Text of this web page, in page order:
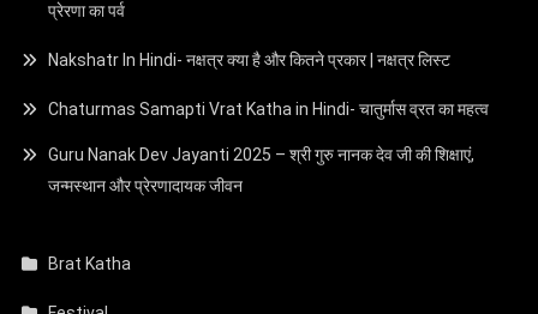
प्रेरणा का पर्व
Nakshatr In Hindi- नक्षत्र क्या है और कितने प्रकार | नक्षत्र लिस्ट
Chaturmas Samapti Vrat Katha in Hindi- चातुर्मास व्रत का महत्व
Guru Nanak Dev Jayanti 2025 – श्री गुरु नानक देव जी की शिक्षाएं,
जन्मस्थान और प्रेरणादायक जीवन
Brat Katha